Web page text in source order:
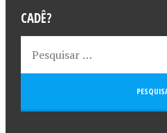
CADÊ?